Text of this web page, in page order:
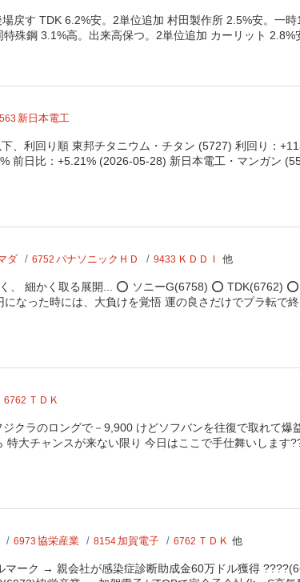
戻す TDK 6.2%安。2単位追加 村田製作所 2.5%安。一
殊鋼 3.1%高。出来高保つ。2単位追加 カーリット
新日本電工
、利回り順 東邦チタニウム・チタン (5727) 利回り：
前日比：+5.21% (2026-05-28) 新日本電工・マンガン
ダ 6752 パナソニックＨＤ 9433 ＫＤＤＩ 他
、 細かく取る展開... ⭕️ ソニーG(6758) ⭕️ TDK(6762)
なった時には、大負けを覚悟 運の良さだけでプラ転で
6762 ＴＤＫ
クラのロングで－9,900 けどソフバンを往復で取れて爆
大チャンスが来ない限り 今日はここで手仕舞いします
6973 協栄産業 8154 加賀電子 6762 ＴＤＫ 他
ーク → 親会社が感染症診断助成金60万ドル獲得